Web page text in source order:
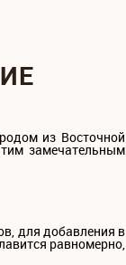
родом из Восточной
замечательным
для добавления в
равномерно,